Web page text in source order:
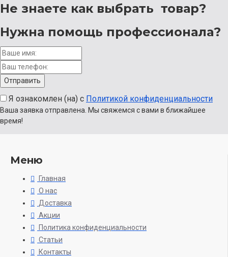
Не знаете как выбрать товар?
Нужна помощь профессионала?
Я ознакомлен (на) с Политикой конфиденциальности
Ваша заявка отправлена. Мы свяжемся с вами в ближайшее
время!
Меню
Главная
О нас
Доставка
Акции
Политика конфиденциальности
Статьи
Контакты